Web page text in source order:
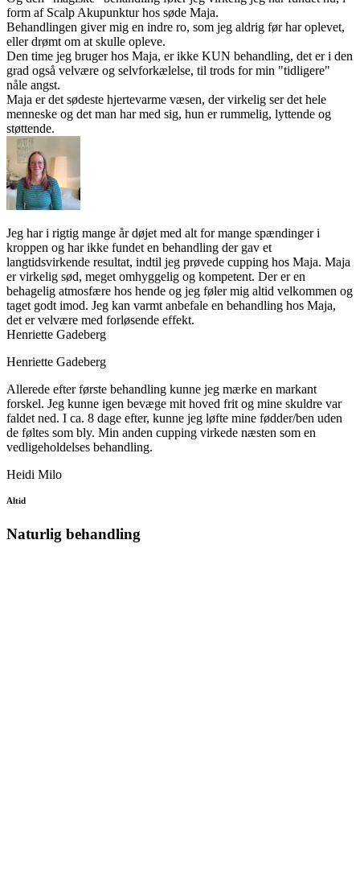
form af Scalp Akupunktur hos søde Maja.
Behandlingen giver mig en indre ro, som jeg aldrig før har oplevet,
eller drømt om at skulle opleve.
Den time jeg bruger hos Maja, er ikke KUN behandling, det er i den
grad også velvære og selvforkælelse, til trods for min "tidligere"
nåle angst.
Maja er det sødeste hjertevarme væsen, der virkelig ser det hele
menneske og det man har med sig, hun er rummelig, lyttende og
støttende.
Jeg har i rigtig mange år døjet med alt for mange spændinger i
kroppen og har ikke fundet en behandling der gav et
langtidsvirkende resultat, indtil jeg prøvede cupping hos Maja. Maja
er virkelig sød, meget omhyggelig og kompetent. Der er en
behagelig atmosfære hos hende og jeg føler mig altid velkommen og
taget godt imod. Jeg kan varmt anbefale en behandling hos Maja,
det er velvære med forløsende effekt.
Henriette Gadeberg
Henriette Gadeberg
Allerede efter første behandling kunne jeg mærke en markant
forskel. Jeg kunne igen bevæge mit hoved frit og mine skuldre var
faldet ned. I ca. 8 dage efter, kunne jeg løfte mine fødder/ben uden
de føltes som bly. Min anden cupping virkede næsten som en
vedligeholdelses behandling.
Heidi Milo
Altid
Naturlig behandling